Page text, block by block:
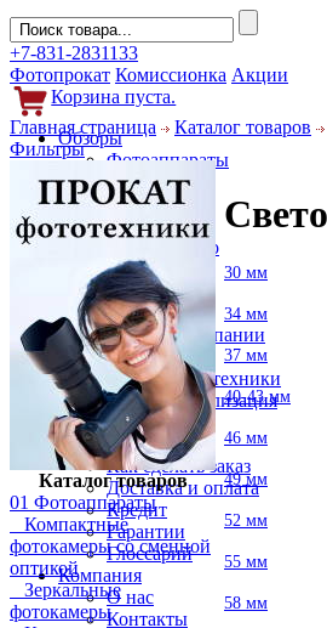
+7-831-2831133
Фотопрокат Комиссионка Акции
Корзина пуста.
Обзоры
Фотоаппараты
Объективы
Фильтры
Новости
Фото и видео
Гаджеты
Аксессуары
Слухи
Новости компании
Услуги
Прокат фототехники
Выкуп и реализация
Покупателям
Акции
Как сделать заказ
Доставка и оплата
Кредит
Гарантии
Глоссарий
Компания
О нас
Контакты
Главная страница Каталог товаров
Фильтры
Каталог товаров
01 Фотоаппараты
Компактные
фотокамеры со сменной
оптикой
Зеркальные
фотокамеры
30 мм
34 мм
37 мм
40-43 мм
46 мм
49 мм
52 мм
55 мм
58 мм